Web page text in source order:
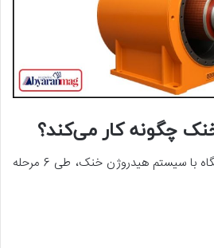
چگونه کار می‌کند؟
شناسایی و خنک سازی دستگاه با سیستم هیدروژن خنک، طی 6 مرحله